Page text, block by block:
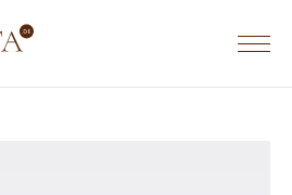
& WEBSITES